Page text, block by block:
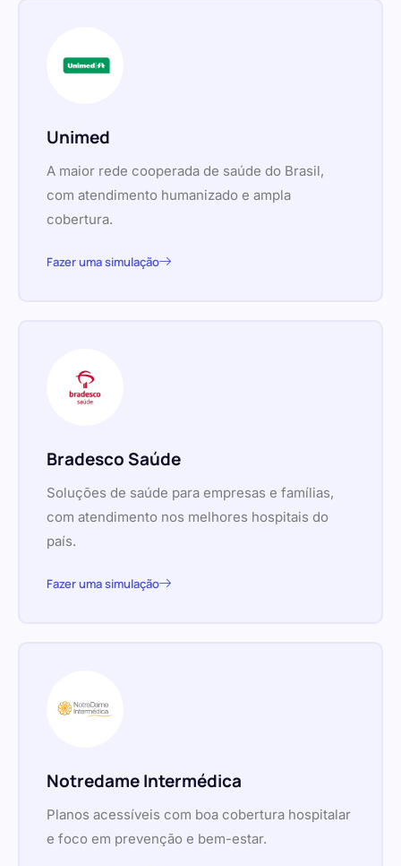
Unimed
A maior rede cooperada de saúde do Brasil,
com atendimento humanizado e ampla
cobertura.
Fazer uma simulação
Bradesco Saúde
Soluções de saúde para empresas e famílias,
com atendimento nos melhores hospitais do
país.
Fazer uma simulação
Notredame Intermédica
Planos acessíveis com boa cobertura hospitalar
e foco em prevenção e bem-estar.